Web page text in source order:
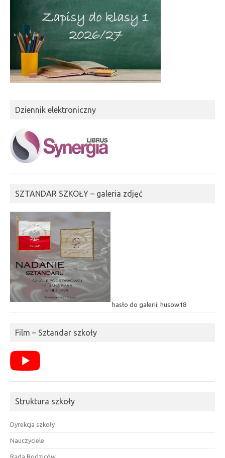
Dziennik elektroniczny
SZTANDAR SZKOŁY – galeria zdjęć
hasło do galerii: husow18
Film – Sztandar szkoły
Struktura szkoły
Dyrekcja szkoły
Nauczyciele